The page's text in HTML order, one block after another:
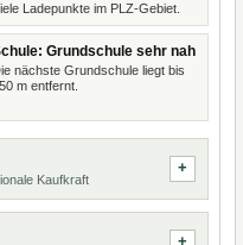
Ladepunkte im PLZ-Gebiet.
Grundschule sehr nah
nächste Grundschule liegt bis
m entfernt.
Kaufkraft